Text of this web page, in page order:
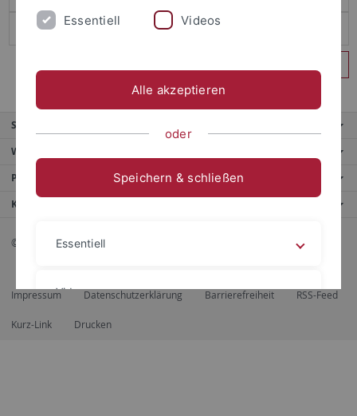
Service
Weitere Angebote
Portale
Kontaktinfo
© 2026 Eberhard Karls Universität Tübingen, Tübingen
Impressum Datenschutzerklärung Barrierefreiheit RSS-Feed
Kurz-Link Drucken
Essentiell Videos
Alle akzeptieren
oder
Speichern & schließen
Essentiell
Videos